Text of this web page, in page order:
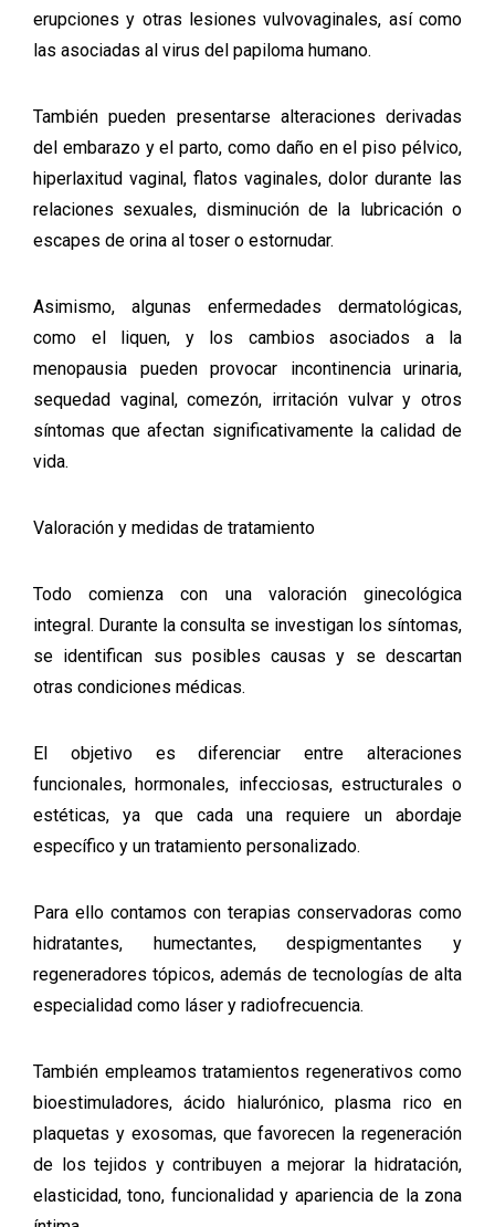
erupciones y otras lesiones vulvovaginales, así como
las asociadas al virus del papiloma humano.
También pueden presentarse alteraciones derivadas
del embarazo y el parto, como daño en el piso pélvico,
hiperlaxitud vaginal, flatos vaginales, dolor durante las
relaciones sexuales, disminución de la lubricación o
escapes de orina al toser o estornudar.
Asimismo, algunas enfermedades dermatológicas,
como el liquen, y los cambios asociados a la
menopausia pueden provocar incontinencia urinaria,
sequedad vaginal, comezón, irritación vulvar y otros
síntomas que afectan significativamente la calidad de
vida.
Valoración y medidas de tratamiento
Todo comienza con una valoración ginecológica
integral. Durante la consulta se investigan los síntomas,
se identifican sus posibles causas y se descartan
otras condiciones médicas.
El objetivo es diferenciar entre alteraciones
funcionales, hormonales, infecciosas, estructurales o
estéticas, ya que cada una requiere un abordaje
específico y un tratamiento personalizado.
Para ello contamos con terapias conservadoras como
hidratantes, humectantes, despigmentantes y
regeneradores tópicos, además de tecnologías de alta
especialidad como láser y radiofrecuencia.
También empleamos tratamientos regenerativos como
bioestimuladores, ácido hialurónico, plasma rico en
plaquetas y exosomas, que favorecen la regeneración
de los tejidos y contribuyen a mejorar la hidratación,
elasticidad, tono, funcionalidad y apariencia de la zona